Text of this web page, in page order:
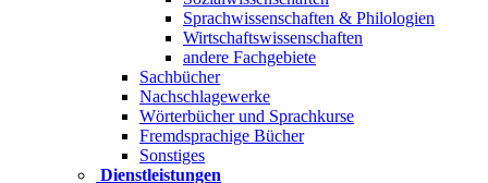
Sprachwissenschaften & Philologien
Wirtschaftswissenschaften
andere Fachgebiete
Sachbücher
Nachschlagewerke
Wörterbücher und Sprachkurse
Fremdsprachige Bücher
Sonstiges
Dienstleistungen